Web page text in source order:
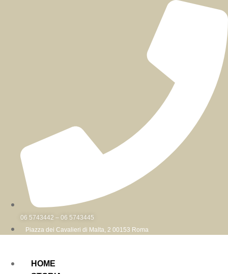
06 5743442 – 06 5743445
Piazza dei Cavalieri di Malta, 2 00153 Roma
HOME